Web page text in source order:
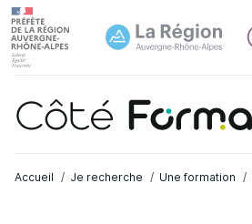
Accueil Je recherche Une formation